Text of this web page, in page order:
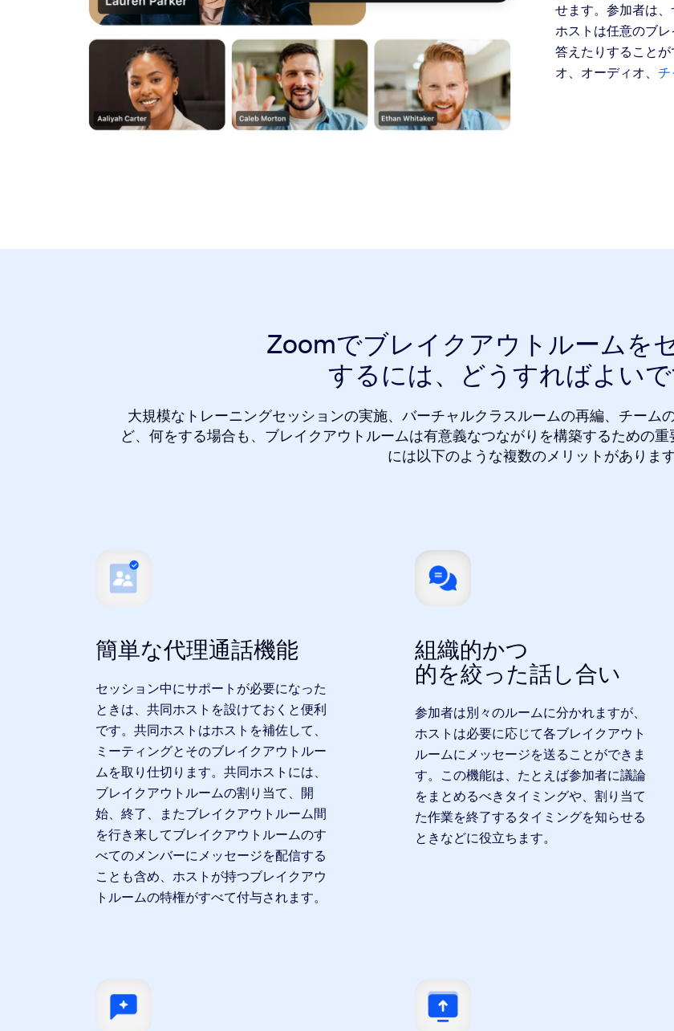
せます。参加者は、
ホストは任意のブ
答えたりすること
オ、オーディオ、 チ
Zoomでブレイクアウトルームを
するには、どうすればよいで
大規模なトレーニングセッションの実施、バーチャルクラスルームの再編、チーム
ど、何をする場合も、ブレイクアウトルームは有意義なつながりを構築するための
には以下のような複数のメリットがあります
簡単な代理通話機能
セッション中にサポートが必要になった
ときは、共同ホストを設けておくと便利
です。共同ホストはホストを補佐して、
ミーティングとそのブレイクアウトルー
ムを取り仕切ります。共同ホストには、
ブレイクアウトルームの割り当て、開
始、終了、またブレイクアウトルーム間
を行き来してブレイクアウトルームのす
べてのメンバーにメッセージを配信する
ことも含め、ホストが持つブレイクアウ
トルームの特権がすべて付与されます。
組織的かつ
的を絞った話し合い
参加者は別々のルームに分かれますが、
ホストは必要に応じて各ブレイクアウト
ルームにメッセージを送ることができま
す。この機能は、たとえば参加者に議論
をまとめるべきタイミングや、割り当て
た作業を終了するタイミングを知らせる
ときなどに役立ちます。